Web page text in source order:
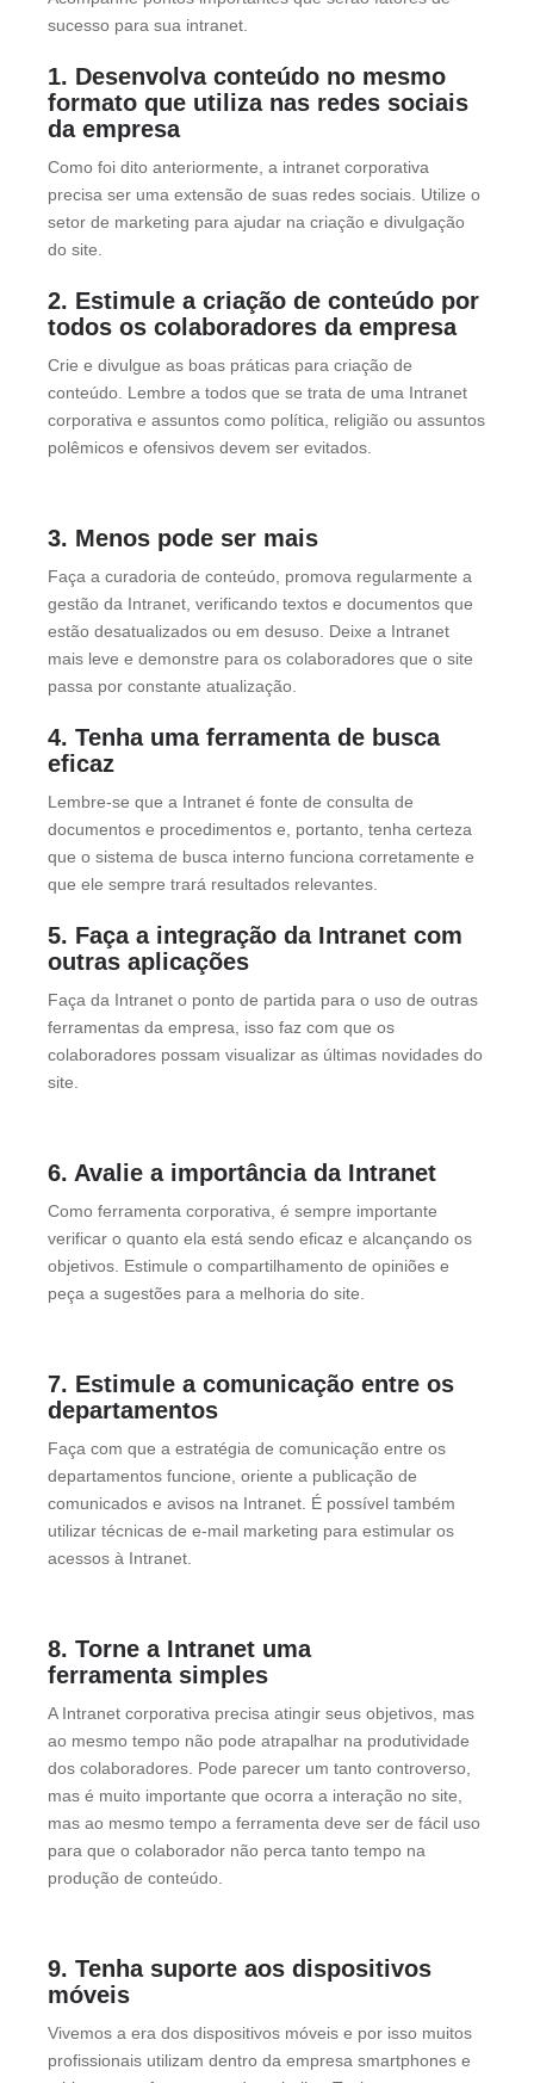
sucesso para sua intranet.
1. Desenvolva conteúdo no mesmo
formato que utiliza nas redes sociais
da empresa
Como foi dito anteriormente, a intranet corporativa
precisa ser uma extensão de suas redes sociais. Utilize o
setor de marketing para ajudar na criação e divulgação
do site.
2. Estimule a criação de conteúdo por
todos os colaboradores da empresa
Crie e divulgue as boas práticas para criação de
conteúdo. Lembre a todos que se trata de uma Intranet
corporativa e assuntos como política, religião ou assuntos
polêmicos e ofensivos devem ser evitados.
3. Menos pode ser mais
Faça a curadoria de conteúdo, promova regularmente a
gestão da Intranet, verificando textos e documentos que
estão desatualizados ou em desuso. Deixe a Intranet
mais leve e demonstre para os colaboradores que o site
passa por constante atualização.
4. Tenha uma ferramenta de busca
eficaz
Lembre-se que a Intranet é fonte de consulta de
documentos e procedimentos e, portanto, tenha certeza
que o sistema de busca interno funciona corretamente e
que ele sempre trará resultados relevantes.
5. Faça a integração da Intranet com
outras aplicações
Faça da Intranet o ponto de partida para o uso de outras
ferramentas da empresa, isso faz com que os
colaboradores possam visualizar as últimas novidades do
site.
6. Avalie a importância da Intranet
Como ferramenta corporativa, é sempre importante
verificar o quanto ela está sendo eficaz e alcançando os
objetivos. Estimule o compartilhamento de opiniões e
peça a sugestões para a melhoria do site.
7. Estimule a comunicação entre os
departamentos
Faça com que a estratégia de comunicação entre os
departamentos funcione, oriente a publicação de
comunicados e avisos na Intranet. É possível também
utilizar técnicas de e-mail marketing para estimular os
acessos à Intranet.
8. Torne a Intranet uma
ferramenta simples
A Intranet corporativa precisa atingir seus objetivos, mas
ao mesmo tempo não pode atrapalhar na produtividade
dos colaboradores. Pode parecer um tanto controverso,
mas é muito importante que ocorra a interação no site,
mas ao mesmo tempo a ferramenta deve ser de fácil uso
para que o colaborador não perca tanto tempo na
produção de conteúdo.
9. Tenha suporte aos dispositivos
móveis
Vivemos a era dos dispositivos móveis e por isso muitos
profissionais utilizam dentro da empresa smartphones e